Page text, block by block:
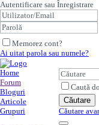
Autentificare sau Înregistrare
Memorez cont?
Ai uitat parola sau numele?
Caută
Căutare
Căutare
Home
Forum
Bloguri
Articole
Grupuri